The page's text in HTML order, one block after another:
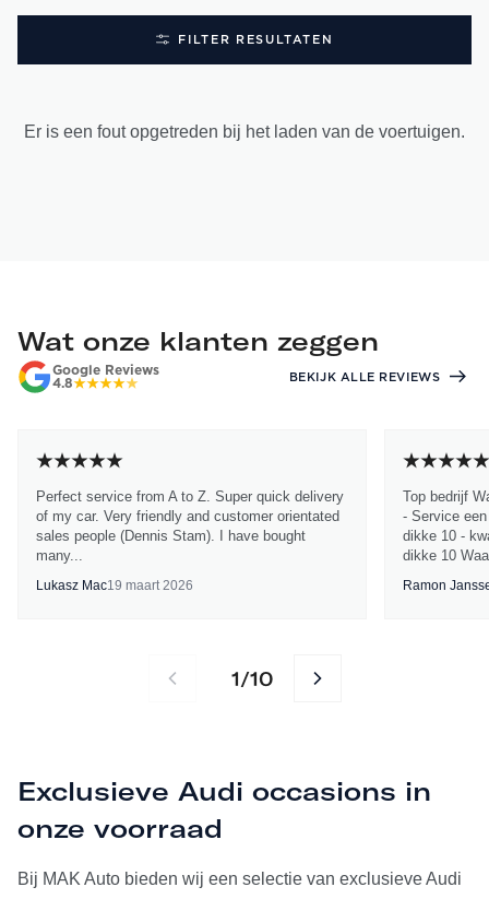
FILTER RESULTATEN
Er is een fout opgetreden bij het laden van de voertuigen.
Wat onze klanten zeggen
Google Reviews
4.8
BEKIJK ALLE REVIEWS
Perfect service from A to Z. Super quick delivery
of my car. Very friendly and customer orientated
sales people (Dennis Stam). I have bought
many...
Lukasz Mac19 maart 2026
Top bedrijf
- Service
dikke 10 -
dikke 10
Ramon
1/10
Exclusieve Audi occasions in
onze voorraad
Bij MAK Auto bieden wij een selectie van exclusieve Audi